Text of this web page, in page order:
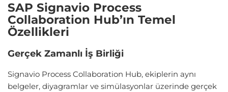
SAP Signavio Process
Collaboration Hub’ın Temel
Özellikleri
Gerçek Zamanlı İş Birliği
Signavio Process Collaboration Hub, ekiplerin aynı
belgeler, diyagramlar ve simülasyonlar üzerinde gerçek